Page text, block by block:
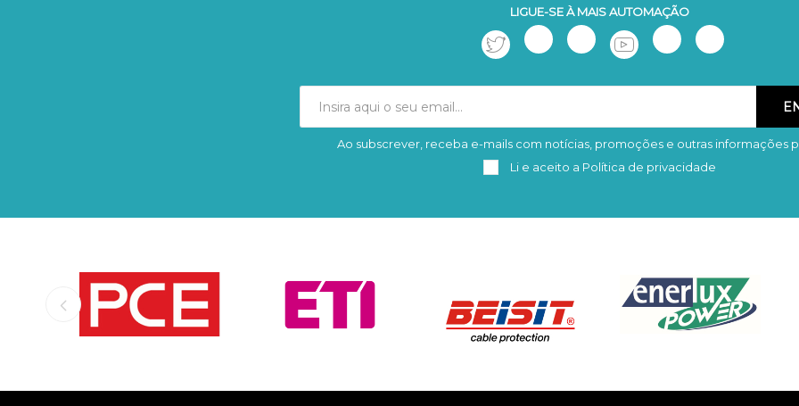
LIGUE-SE À MAIS AUTOMAÇÃO
Subscrever Remover
Ao subscrever, receba e-mails com notícias, promoções e outras informações
Li e aceito a Política de privacidade